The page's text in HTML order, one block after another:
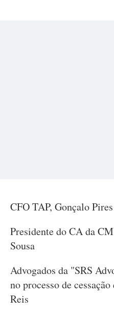
CFO TAP, Gonçalo Pires
Presidente do CA da
Sousa
Advogados da "SRS
no processo de
Reis